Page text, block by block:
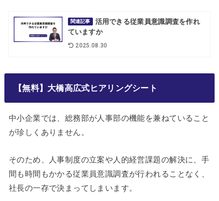
関連記事
活用できる従業員意識調査を作れ
ていますか
2025.08.30
【無料】大橋高広式ヒアリングシート
中小企業では、総務部が人事部の機能を兼ねていること
が珍しくありません。
そのため、人事制度の立案や人的経営課題の解決に、手
間も時間もかかる従業員意識調査が行われることなく、
社長の一存で決まってしまいます。